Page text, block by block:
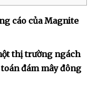
cáo của Magnite
thị trường ngách
đám mây đông